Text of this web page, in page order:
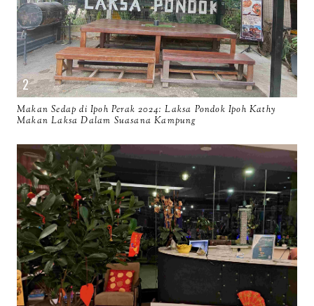
Makan Sedap di Ipoh Perak 2024: Laksa Pondok Ipoh Kathy
Makan Laksa Dalam Suasana Kampung